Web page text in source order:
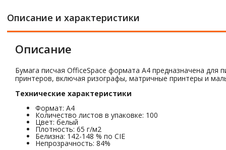
Описание и характеристики
Описание
Бумага писчая OfficeSpace формата А4 предназначена для
принтеров, включая ризографы, матричные принтеры и
Технические характеристики
Формат: А4
Количество листов в упаковке: 100
Цвет: белый
Плотность: 65 г/м2
Белизна: 142-148 % по CIE
Непрозрачность: 84%